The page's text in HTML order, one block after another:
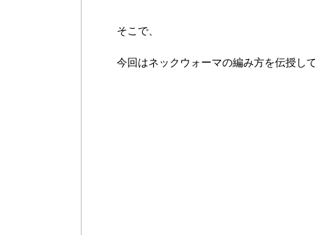
そこで、
今回はネックウォーマの編み方を伝授し